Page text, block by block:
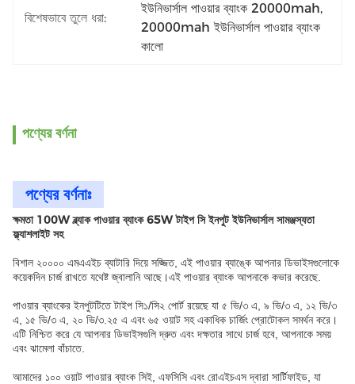
বিশেষভাবে তুলে ধরা:
ইউনিভার্সাল পাওয়ার ব্যাংক 20000mah,
20000mah ইউনিভার্সাল পাওয়ার ব্যাংক
কালো
পণ্যের বর্ণনা
পণ্যের বর্ণনাঃ
ক্ষমতা 100W ব্ল্যাক পাওয়ার ব্যাংক 65W টাইপ সি ইনপুট ইউনিভার্সাল সামঞ্জস্যতা
ফ্ল্যাশলাইট সহ
বিশাল ২০০০০ এমএএইচ ব্যাটারি দিয়ে সজ্জিত, এই পাওয়ার ব্যাঙ্কে আপনার ডিভাইসগুলোকে
কয়েকদিন চার্জ রাখতে যথেষ্ট জ্বালানি আছে।এই পাওয়ার ব্যাংক আপনাকে কভার করেছে.
পাওয়ার ব্যাংকের ইনপুটটিতে টাইপ সি১/সি২ পোর্ট রয়েছে যা ৫ ভি/৩ এ, ৯ ভি/৩ এ, ১২ ভি/৩
এ, ১৫ ভি/৩ এ, ২০ ভি/৩.২৫ এ এবং ৬৫ ওয়াট সহ একাধিক চার্জিং প্রোটোকল সমর্থন করে।
এটি নিশ্চিত করে যে আপনার ডিভাইসগুলি দ্রুত এবং দক্ষতার সাথে চার্জ হবে, আপনাকে সময়
এবং ঝামেলা বাঁচাতে.
আমাদের ১০০ ওয়াট পাওয়ার ব্যাংক সিই, এফসিসি এবং রোএইচএস দ্বারা সার্টিফাইড, যা